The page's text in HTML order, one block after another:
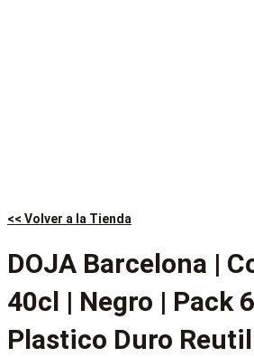
<< Volver a la Tienda
DOJA Barcelona |
40cl | Negro | Pack
Plastico Duro